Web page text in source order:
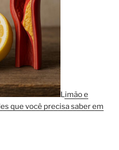
Limão e
que você precisa saber em